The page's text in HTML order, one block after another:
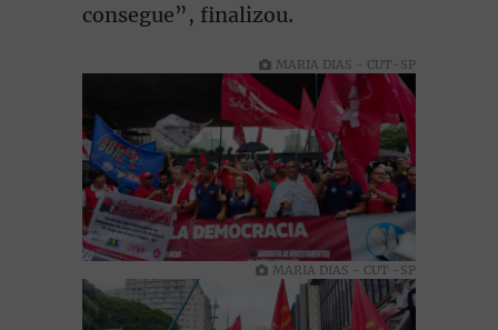
consegue”, finalizou.
MARIA DIAS - CUT-SP
MARIA DIAS - CUT -SP